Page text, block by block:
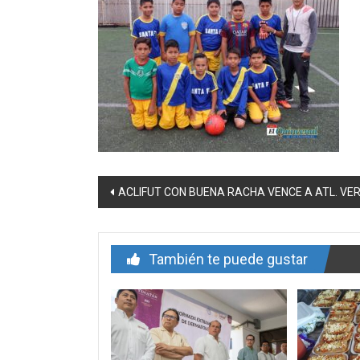
Navegación
entrada
ACLIFUT CON BUENA RACHA VENCE A ATL.
También te puede gustar